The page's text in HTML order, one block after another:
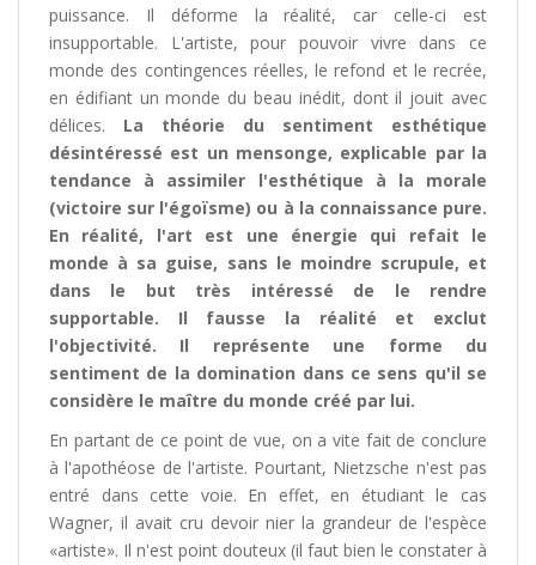
puissance. Il déforme la réalité, car celle-ci est
insupportable. L'artiste, pour pouvoir vivre dans ce
monde des contingences réelles, le refond et le recrée,
en édifiant un monde du beau inédit, dont il jouit avec
délices. La théorie du sentiment esthétique
désintéressé est un mensonge, explicable par la
tendance à assimiler l'esthétique à la morale
(victoire sur l'égoïsme) ou à la connaissance pure.
En réalité, l'art est une énergie qui refait le
monde à sa guise, sans le moindre scrupule, et
dans le but très intéressé de le rendre
supportable. Il fausse la réalité et exclut
l'objectivité. Il représente une forme du
sentiment de la domination dans ce sens qu'il se
considère le maître du monde créé par lui.
En partant de ce point de vue, on a vite fait de conclure
à l'apothéose de l'artiste. Pourtant, Nietzsche n'est pas
entré dans cette voie. En effet, en étudiant le cas
Wagner, il avait cru devoir nier la grandeur de l'espèce
«artiste». Il n'est point douteux (il faut bien le constater à